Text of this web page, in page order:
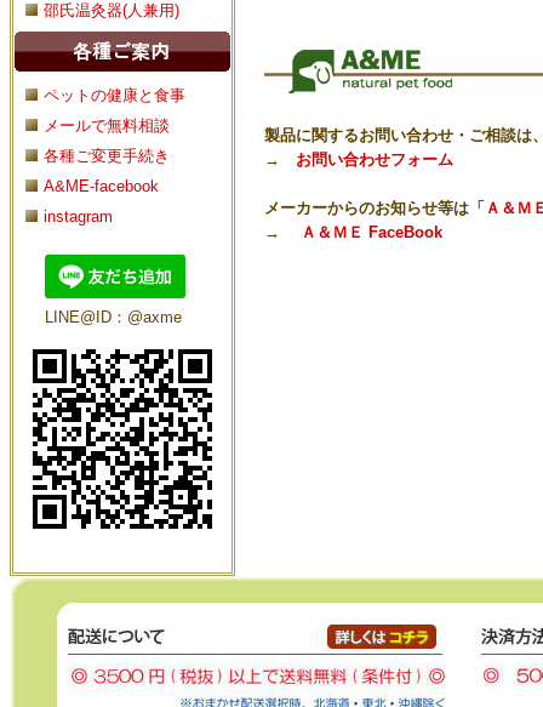
邵氏温灸器(人兼用)
ペットの健康と食事
メールで無料相談
各種ご変更手続き
A&ME-facebook
instagram
LINE@ID：@axme
製品に関するお問い合わせ・ご相談は
→ お問い合わせフォーム
メーカーからのお知らせ等は「 Ａ＆Ｍ
→
Ａ＆ＭＥ FaceBook